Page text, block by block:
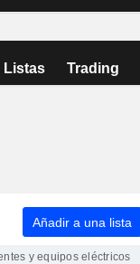
Listas Trading
Añadir a una lista
y equipos eléctricos